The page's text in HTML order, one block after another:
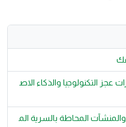
التكنولوجيا والذكاء الاص
المحاطة بالسرية الم